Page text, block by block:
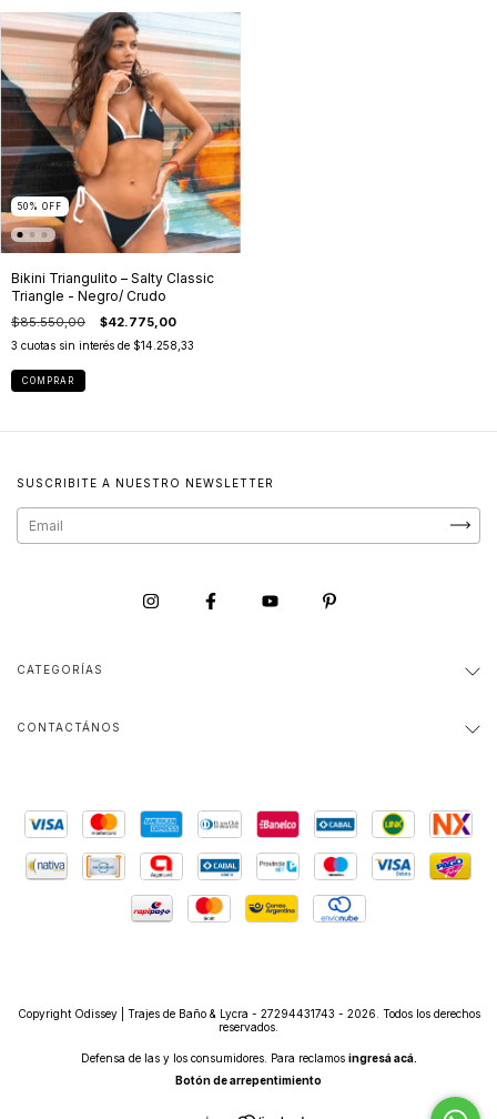
50 % OFF
Bikini Triangulito – Salty Classic
Triangle - Negro/ Crudo
$85.550,00 $42.775,00
3 cuotas sin interés de $14.258,33
COMPRAR
SUSCRIBITE A NUESTRO NEWSLETTER
CATEGORÍAS
CONTACTÁNOS
Copyright Odissey | Trajes de Baño & Lycra - 27294431743 - 2026. Todos los derechos
reservados.
Defensa de las y los consumidores. Para reclamos ingresá acá.
Botón de arrepentimiento